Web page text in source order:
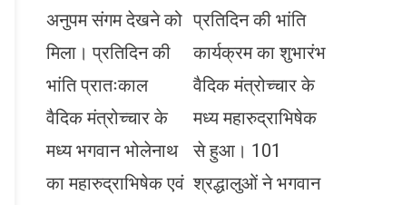
अनुपम संगम देखने को
मिला। प्रतिदिन की
भांति प्रातःकाल
वैदिक मंत्रोच्चार के
मध्य भगवान भोलेनाथ
का महारुद्राभिषेक एवं
प्रतिदिन की भांति
कार्यक्रम का शुभारंभ
वैदिक मंत्रोच्चार के
मध्य महारुद्राभिषेक
से हुआ। 101
श्रद्धालुओं ने भगवान